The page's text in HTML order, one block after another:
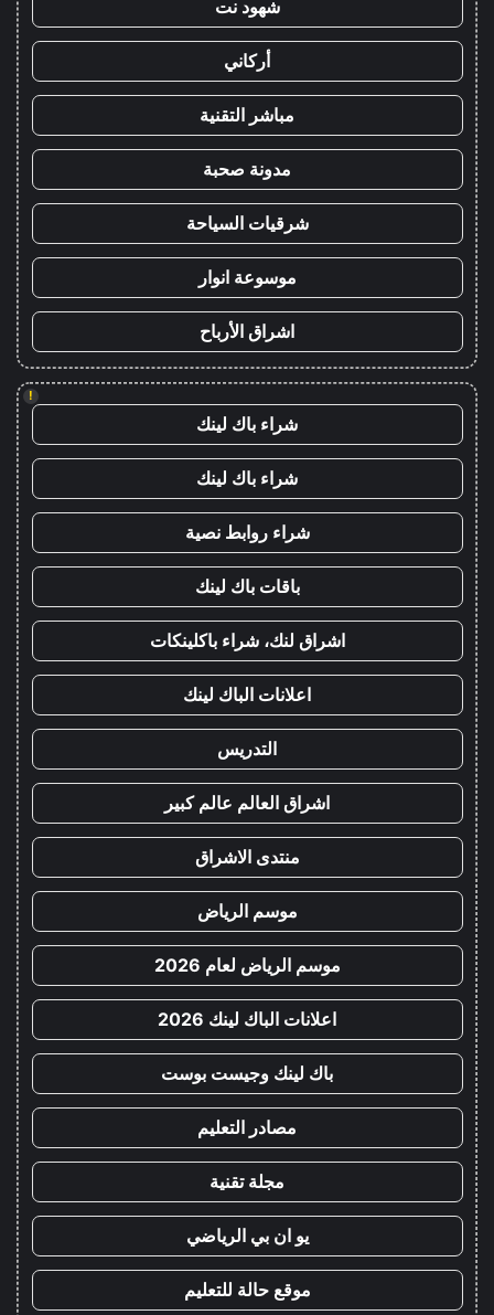
شهود نت
أركاني
مباشر التقنية
مدونة صحبة
شرقيات السياحة
موسوعة انوار
اشراق الأرباح
!
شراء باك لينك
شراء باك لينك
شراء روابط نصية
باقات باك لينك
اشراق لنك، شراء باكلينكات
اعلانات الباك لينك
التدريس
اشراق العالم عالم كبير
منتدى الاشراق
موسم الرياض
موسم الرياض لعام 2026
اعلانات الباك لينك 2026
باك لينك وجيست بوست
مصادر التعليم
مجلة تقنية
يو ان بي الرياضي
موقع حالة للتعليم